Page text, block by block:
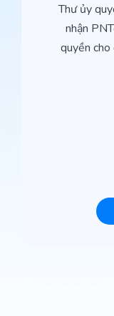
Thư ủy
nhận
quyền